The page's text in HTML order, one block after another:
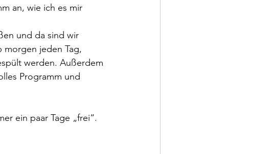
an, wie ich es mir
und da sind wir
morgen jeden Tag,
werden. Außerdem
Programm und
ein paar Tage „frei“.